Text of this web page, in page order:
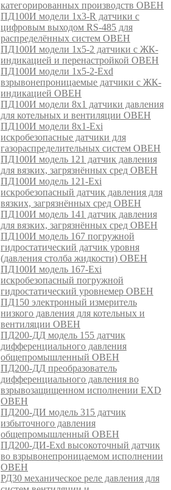
категорированных производств ОВЕН
ПД100И модели 1х3-R датчики с
цифровым выходом RS-485 для
распределённых систем ОВЕН
ПД100И модели 1х5-2 датчики с ЖК-
индикацией и перенастройкой ОВЕН
ПД100И модели 1х5-2-Exd
взрывонепроницаемые датчики с ЖК-
индикацией ОВЕН
ПД100И модели 8х1 датчики давления
для котельных и вентиляции ОВЕН
ПД100И модели 8х1-Exi
искробезопасные датчики для
газораспределительных систем ОВЕН
ПД100И модель 121 датчик давления
для вязких, загрязнённых сред ОВЕН
ПД100И модель 121-Exi
искробезопасный датчик давления для
вязких, загрязнённых сред ОВЕН
ПД100И модель 141 датчик давления
для вязких, загрязнённых сред ОВЕН
ПД100И модель 167 погружной
гидростатический датчик уровня
(давления столба жидкости) ОВЕН
ПД100И модель 167-Exi
искробезопасный погружной
гидростатический уровнемер ОВЕН
ПД150 электронный измеритель
низкого давления для котельных и
вентиляции ОВЕН
ПД200-ДД модель 155 датчик
дифференциального давления
общепромышленный ОВЕН
ПД200-ДД преобразователь
дифференциального давления во
взрывозащищенном исполнении EXD
ОВЕН
ПД200-ДИ модель 315 датчик
избыточного давления
общепромышленный ОВЕН
ПД200-ДИ-Exd высокоточный датчик
во взрывонепроницаемом исполнении
ОВЕН
РД30 механическое реле давления для